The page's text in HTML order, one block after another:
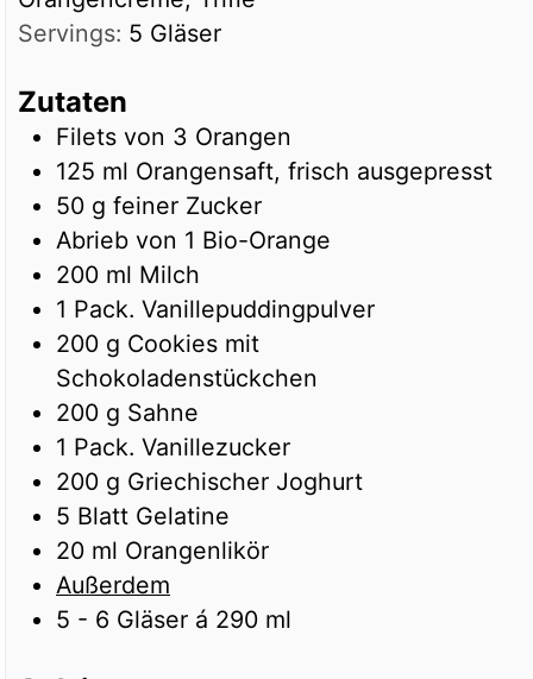
Servings: 5 Gläser
Zutaten
Filets von 3 Orangen
125 ml Orangensaft, frisch ausgepresst
50 g feiner Zucker
Abrieb von 1 Bio-Orange
200 ml Milch
1 Pack. Vanillepuddingpulver
200 g Cookies mit
Schokoladenstückchen
200 g Sahne
1 Pack. Vanillezucker
200 g Griechischer Joghurt
5 Blatt Gelatine
20 ml Orangenlikör
Außerdem
5 - 6 Gläser á 290 ml